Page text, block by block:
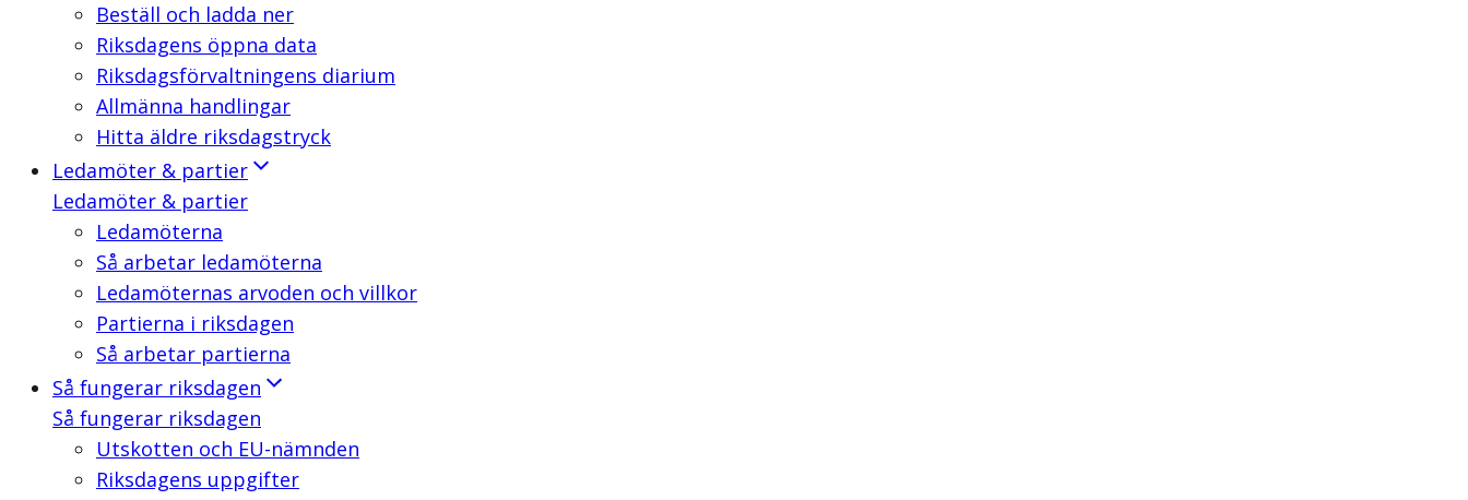
Beställ och ladda ner
Riksdagens öppna data
Riksdagsförvaltningens diarium
Allmänna handlingar
Hitta äldre riksdagstryck
Ledamöter & partier
Ledamöter & partier
Ledamöterna
Så arbetar ledamöterna
Ledamöternas arvoden och villkor
Partierna i riksdagen
Så arbetar partierna
Så fungerar riksdagen
Så fungerar riksdagen
Utskotten och EU-nämnden
Riksdagens uppgifter